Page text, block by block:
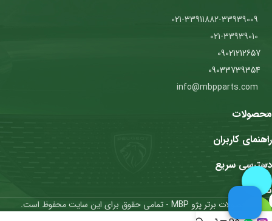
09021212657
09033739354
محصولات
راهنمای کاربران
دسترسی سریع
نمادها
محصولات برتر پژو MBP - تمامی حقوق برای این سایت محفوظ است.